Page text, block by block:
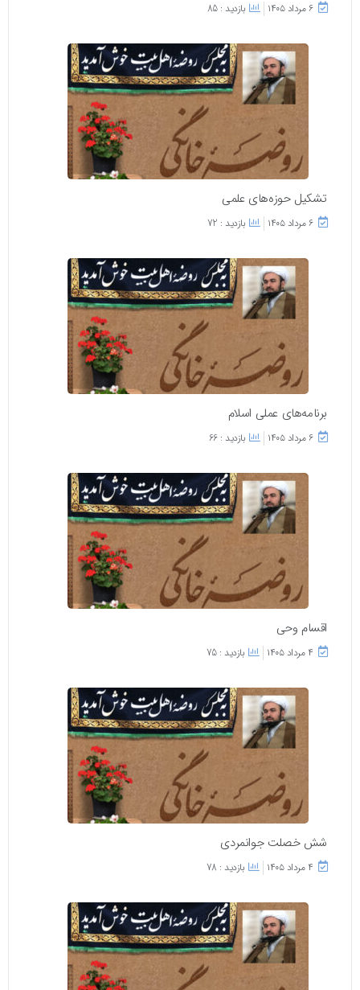
۶ مرداد ۱۴۰۵ بازدید : 85
تشکیل حوزه‌های علمی
۶ مرداد ۱۴۰۵ بازدید : 72
برنامه‌های عملی اسلام
۶ مرداد ۱۴۰۵ بازدید : 66
اقسام وحی
۴ مرداد ۱۴۰۵ بازدید : 75
شش خصلت جوانمردی
۴ مرداد ۱۴۰۵ بازدید : 78